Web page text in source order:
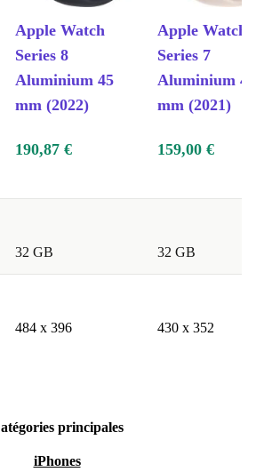
Apple Watch
Series 8
Aluminium 45
mm (2022)
Apple Watch
Series 7
Aluminium 41
mm (2021)
190,87 € 159,00 €
32 GB 32 GB
484 x 396 430 x 352
principales
iPhones